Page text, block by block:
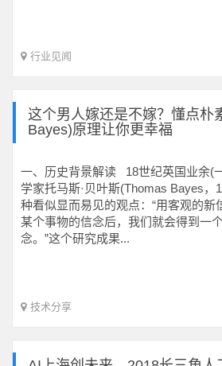
行业见闻
这个男人嫁还是不嫁？懂点朴
Bayes)原理让你更幸福
一、历史背景解读 18世纪英国业余(
学家托马斯·贝叶斯(Thomas Bayes，
种看似显而易见的观点：“用客观的新
某个事物的信念后，我们就会得到一
念。”这个研究成果...
技术分享